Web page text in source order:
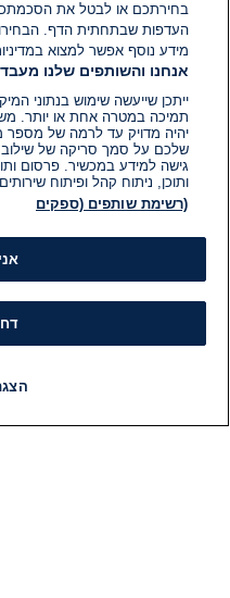
בחירתכם או לבטל את
העדפות שבתחתית הדף.
מידע נוסף אפשר למצוא
אנחנו והשותפים שלנו
ייתכן שייעשה שימוש בנתוני
תמיכה במטרה אחת או יותר.
יהיה מדויק עד לרמה של מספר
שלכם על סמך סריקה של שילוב
גישה למידע במכשיר. פרסום
ותוכן, ניתוח קהל ופיתוח
(רשימת שותפים (ספקים